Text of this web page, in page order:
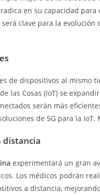
en su capacidad
clave para la evolución
de dispositivos al
las Cosas (IoT) se
serán más
de 5G para la IoT.
distancia
experimentará un gran
Los médicos podrán
a distancia,